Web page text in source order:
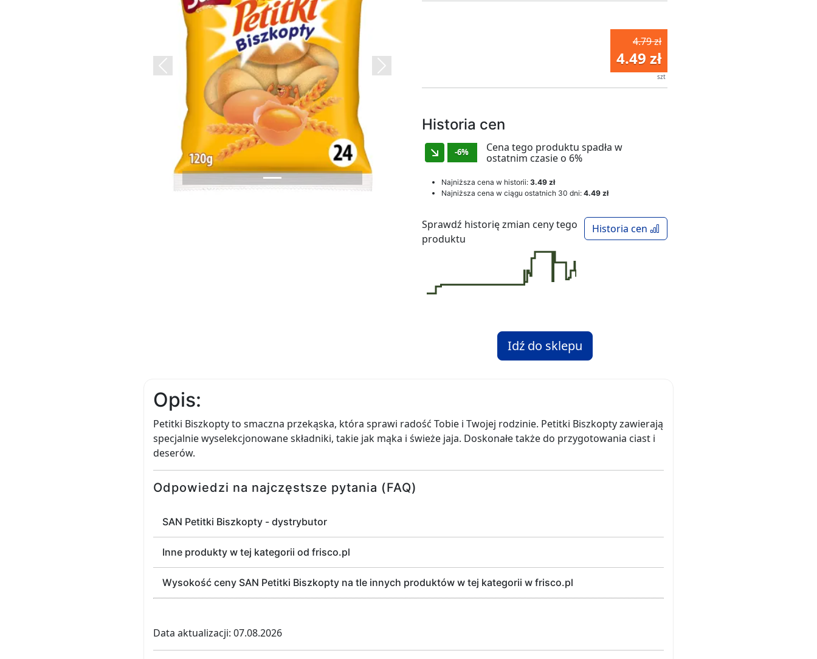
Previous Next
4.79 zł
4.49 zł
szt
Historia cen
-6%
Cena tego produktu spadła w
ostatnim czasie o 6%
Najniższa cena w historii: 3.49 zł
Najniższa cena w ciągu ostatnich 30 dni: 4.49 zł
Historia cen
Sprawdź historię zmian ceny tego
produktu
Idź do sklepu
Opis:
Petitki Biszkopty to smaczna przekąska, która sprawi radość Tobie i Twojej rodzinie. Petitki Biszkopty zawierają
specjalnie wyselekcjonowane składniki, takie jak mąka i świeże jaja. Doskonałe także do przygotowania ciast i
deserów.
Odpowiedzi na najczęstsze pytania (FAQ)
SAN Petitki Biszkopty - dystrybutor
Inne produkty w tej kategorii od frisco.pl
Wysokość ceny SAN Petitki Biszkopty na tle innych produktów w tej kategorii w frisco.pl
Data aktualizacji: 07.08.2026